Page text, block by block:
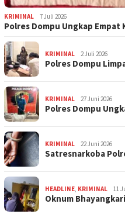
KRIMINAL 7 Juli 2026
Polres Dompu Ungkap Empat
KRIMINAL 2 Juli 2026
Polres Dompu
KRIMINAL 27 Juni 2026
Polres Dompu
KRIMINAL 22 Juni 2026
Satresnarkoba
HEADLINE, KRIMINAL 11
Oknum